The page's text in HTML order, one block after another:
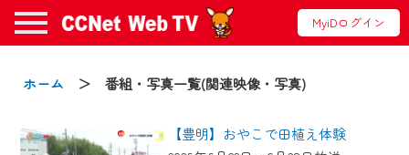
MyiDログイン
ホーム ＞ 番組・写真一覧(関連映像・写真)
【豊明】おやこで田植え体験
お知らせ
2024/09/02